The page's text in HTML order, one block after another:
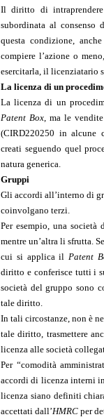
Il diritto di
subordinata al consenso
questa condizione,
compiere l’azione o
esercitarla, il licenziatario
La licenza di un
La licenza di un
Patent Box, ma le
(CIRD220250 in alcune
creati seguendo quel
natura generica.
Gruppi
Gli accordi all’interno di
coinvolgano terzi.
Per esempio, una
mentre un’altra li sfrutta.
cui si applica ilPatent
diritto e conferisce tutti i
società del gruppo sono
tale diritto.
In tali circostanze, non è
tale diritto, trasmettere
licenza alle società
Per “comodità
accordi di licenza interni
licenza siano definiti
accettati dall’HMRC per